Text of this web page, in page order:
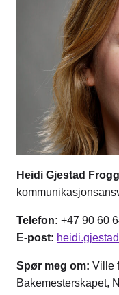
Heidi Gjestad Frogg
Telefon: +47 90 60
E-post:
Spør meg om: Ville
Bakemesterskapet,